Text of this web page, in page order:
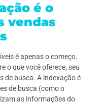
é o
vendas
é apenas o começo.
o que você oferece, seu
de busca. A indexação é
de busca (como o
as informações do